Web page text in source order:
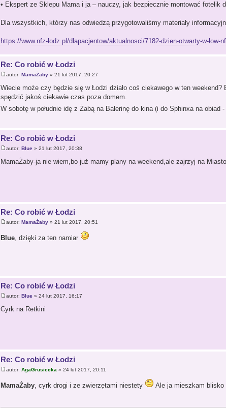
• Ekspert ze Sklepu Mama i ja – nauczy, jak bezpiecznie montować fotelik
Dla wszystkich, którzy nas odwiedzą przygotowaliśmy materiały
https://www.nfz-lodz.pl/dlapacjentow/aktualnosci/7182-dzien-otwarty-w-low-
Re: Co robić w Łodzi
autor: MamaŻaby» 21 lut 2017, 20:27
Wiecie może czy będzie się w Łodzi działo coś ciekawego w ten
spędzić jakoś ciekawie czas poza domem.
W sobotę w południe idę z Żabą na Balerinę do kina (i do Sphinxa na obiad
Re: Co robić w Łodzi
autor: Blue» 21 lut 2017, 20:38
MamaŻaby-ja nie wiem,bo już mamy plany na weekend,ale zajrzyj na
Re: Co robić w Łodzi
autor: MamaŻaby» 21 lut 2017, 20:51
Blue, dzięki za ten namiar
Re: Co robić w Łodzi
autor: Blue» 24 lut 2017, 16:17
Cyrk na Retkini
Re: Co robić w Łodzi
autor: AgaGrusiecka » 24 lut 2017, 20:11
MamaŻaby, cyrk drogi i ze zwierzętami niestety Ale ja mieszkam blisko